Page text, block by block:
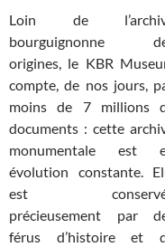
Loin de
bourguignonne
origines, le KBR
compte, de nos jours,
moins de 7 millions
documents : cette
monumentale est
évolution constante.
est
précieusement par
férus d’histoire et